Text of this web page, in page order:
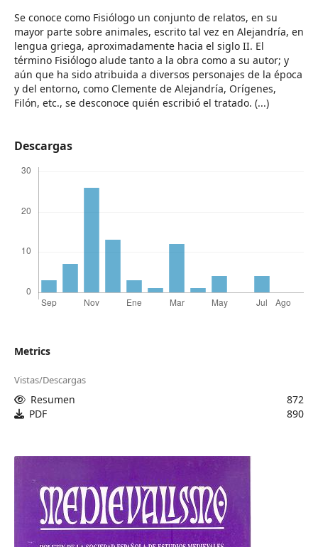
Se conoce como Fisiólogo un conjunto de relatos, en su
mayor parte sobre animales, escrito tal vez en Alejandría, en
lengua griega, aproximadamente hacia el siglo II. El
término Fisiólogo alude tanto a la obra como a su autor; y
aún que ha sido atribuida a diversos personajes de la época
y del entorno, como Clemente de Alejandría, Orígenes,
Filón, etc., se desconoce quién escribió el tratado. (...)
Descargas
Metrics
Vistas/Descargas
Resumen
872
PDF
890